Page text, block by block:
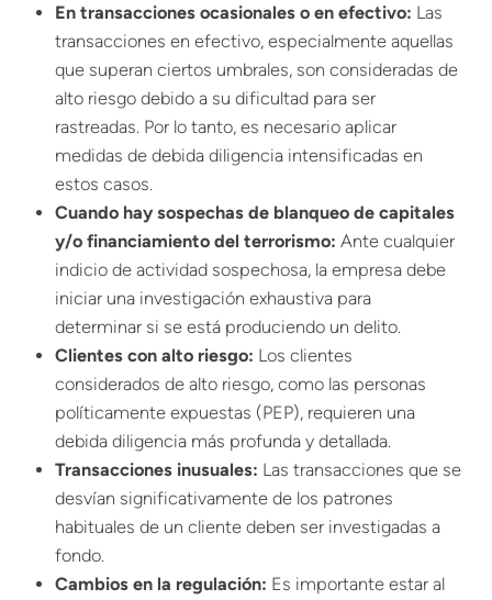
En transacciones ocasionales o en efectivo: Las
transacciones en efectivo, especialmente aquellas
que superan ciertos umbrales, son consideradas de
alto riesgo debido a su dificultad para ser
rastreadas. Por lo tanto, es necesario aplicar
medidas de debida diligencia intensificadas en
estos casos.
Cuando hay sospechas de blanqueo de capitales
y/o financiamiento del terrorismo: Ante cualquier
indicio de actividad sospechosa, la empresa debe
iniciar una investigación exhaustiva para
determinar si se está produciendo un delito.
Clientes con alto riesgo: Los clientes
considerados de alto riesgo, como las personas
políticamente expuestas (PEP), requieren una
debida diligencia más profunda y detallada.
Transacciones inusuales: Las transacciones que se
desvían significativamente de los patrones
habituales de un cliente deben ser investigadas a
fondo.
Cambios en la regulación: Es importante estar al